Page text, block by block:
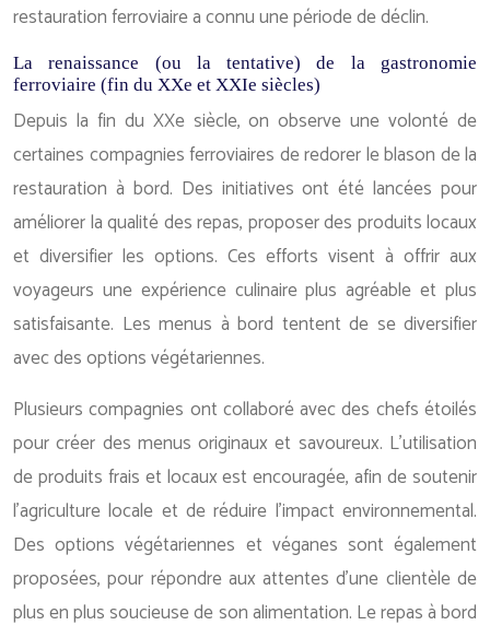
restauration ferroviaire a connu une période de déclin.
La renaissance (ou la tentative) de la gastronomie
ferroviaire (fin du XXe et XXIe siècles)
Depuis la fin du XXe siècle, on observe une volonté de
certaines compagnies ferroviaires de redorer le blason de la
restauration à bord. Des initiatives ont été lancées pour
améliorer la qualité des repas, proposer des produits locaux
et diversifier les options. Ces efforts visent à offrir aux
voyageurs une expérience culinaire plus agréable et plus
satisfaisante. Les menus à bord tentent de se diversifier
avec des options végétariennes.
Plusieurs compagnies ont collaboré avec des chefs étoilés
pour créer des menus originaux et savoureux. L’utilisation
de produits frais et locaux est encouragée, afin de soutenir
l’agriculture locale et de réduire l’impact environnemental.
Des options végétariennes et véganes sont également
proposées, pour répondre aux attentes d’une clientèle de
plus en plus soucieuse de son alimentation. Le repas à bord